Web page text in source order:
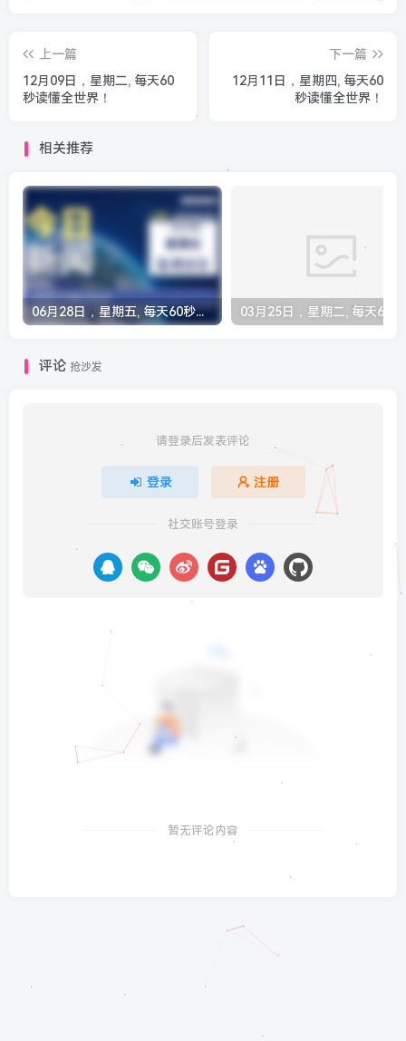
上一篇
12月09日，星期二, 每天60
秒读懂全世界！
下一篇
12月11日，星期四, 每天60
秒读懂全世界！
相关推荐
06月28日，星期五, 每天60秒读懂全世界！
评论 抢沙发
请登录后发表评论
登录 注册
社交账号登录
暂无评论内容